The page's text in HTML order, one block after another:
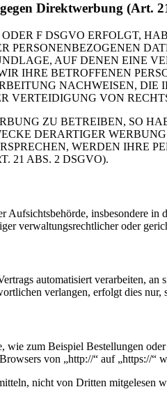
Direktwerbung (Art.
F DSGVO ERFOLGT,
AUF DENEN EINE
IHRE BETROFFENEN
NACHWEISEN, DIE
VON
ZU BETREIBEN, SO
DERARTIGER
WERDEN IHRE
21 ABS. 2 DSGVO).
insbesondere
verwaltungsrechtlicher oder
automatisiert verarbeiten, an
verlangen, erfolgt dies nur,
zum Beispiel Bestellungen
von „http://“ auf „https://
nicht von Dritten mitgelesen